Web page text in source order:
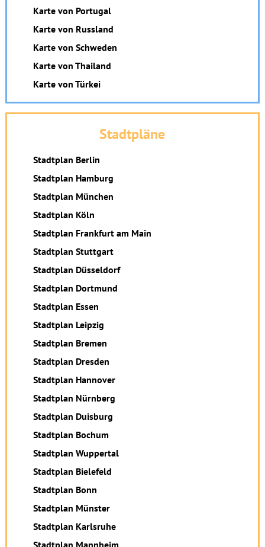
Karte von Portugal
Karte von Russland
Karte von Schweden
Karte von Thailand
Karte von Türkei
Stadtpläne
Stadtplan Berlin
Stadtplan Hamburg
Stadtplan München
Stadtplan Köln
Stadtplan Frankfurt am Main
Stadtplan Stuttgart
Stadtplan Düsseldorf
Stadtplan Dortmund
Stadtplan Essen
Stadtplan Leipzig
Stadtplan Bremen
Stadtplan Dresden
Stadtplan Hannover
Stadtplan Nürnberg
Stadtplan Duisburg
Stadtplan Bochum
Stadtplan Wuppertal
Stadtplan Bielefeld
Stadtplan Bonn
Stadtplan Münster
Stadtplan Karlsruhe